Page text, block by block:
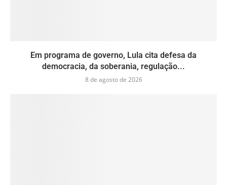
Em programa de governo, Lula cita defesa da
democracia, da soberania, regulação...
8 de agosto de 2026